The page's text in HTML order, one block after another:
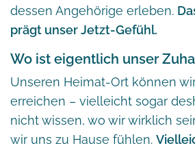
dessen Angehörige erleben.
prägt unser Jetzt-Gefühl.
Wo ist eigentlich unser
Unseren Heimat-Ort können
erreichen – vielleicht sogar
nicht wissen, wo wir wirklich
wir uns zu Hause fühlen.